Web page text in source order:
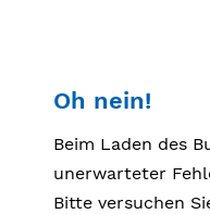
Oh nein!
Beim Laden des
unerwarteter
Bitte versuchen